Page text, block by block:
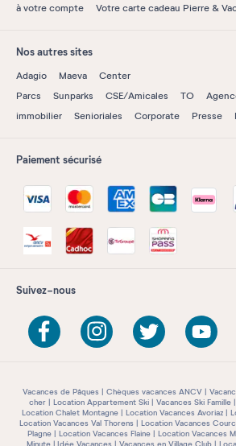
à votre compte
Votre carte cadeau Pierre &
Nos autres sites
Adagio Maeva
Center
Parcs
Sunparks CSE/Amicales TO
immobilier
Senioriales Corporate Presse
Paiement sécurisé
Suivez-nous
Vacances de Pâques Chèques vacances ANCV
cher
Location Appartement Ski Vacances Ski Famille
Location Chalet Montagne
Location Vacances Avoriaz
Location Vacances Val Thorens
Location Vacances
Plagne
Location Vacances Flaine Location Vacances